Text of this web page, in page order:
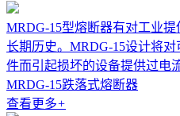
MRDG-15型熔断器有对工业
长期历史。MRDG-15设计将
件而引起损坏的设备提供过电
MRDG-15跌落式熔断器
查看更多+